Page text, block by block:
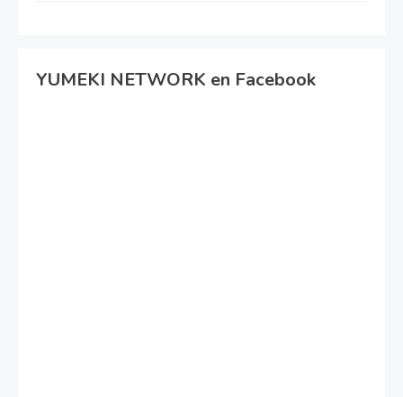
YUMEKI NETWORK en Facebook